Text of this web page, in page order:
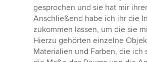
gesprochen und sie hat mir
Anschließend habe ich ihr die
zukommen lassen, um die sie
Hierzu gehörten einzelne
Materialien und Farben, die ich